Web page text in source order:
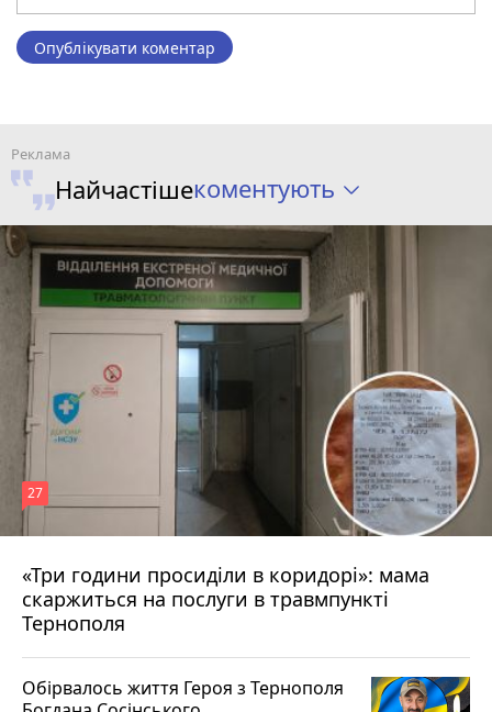
Опублікувати коментар
Найчастішекоментують
«Три години просиділи в коридорі»: мама
скаржиться на послуги в травмпункті
Тернополя
27
9 годин тому
Обірвалось життя Героя з Тернополя